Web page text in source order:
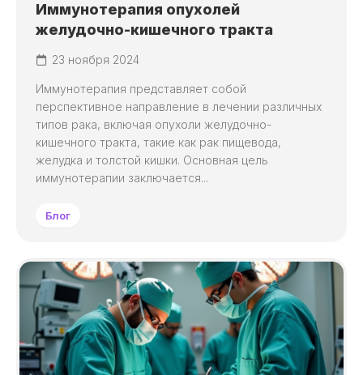
Иммунотерапия опухолей
желудочно-кишечного тракта
23 ноября 2024
Иммунотерапия представляет собой
перспективное направление в лечении различных
типов рака, включая опухоли желудочно-
кишечного тракта, такие как рак пищевода,
желудка и толстой кишки. Основная цель
иммунотерапии заключается...
Блог